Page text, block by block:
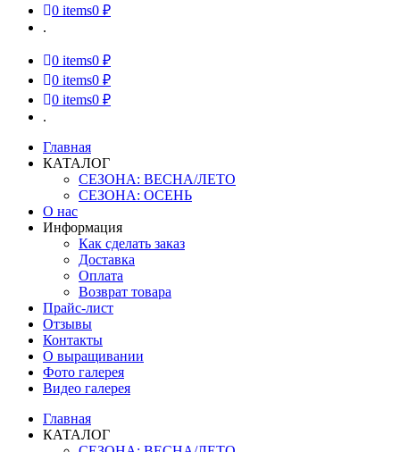
0 items0 ₽
.
0 items0 ₽
0 items0 ₽
0 items0 ₽
.
Главная
КАТАЛОГ
СЕЗОНА: ВЕСНА/ЛЕТО
СЕЗОНА: ОСЕНЬ
О нас
Информация
Как сделать заказ
Доставка
Оплата
Возврат товара
Прайс-лист
Отзывы
Контакты
О выращивании
Фото галерея
Видео галерея
Главная
КАТАЛОГ